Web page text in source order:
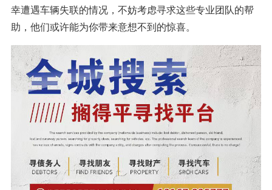
幸遭遇车辆失联的情况，不妨考虑寻求这些专业团队的帮
助，他们或许能为你带来意想不到的惊喜。